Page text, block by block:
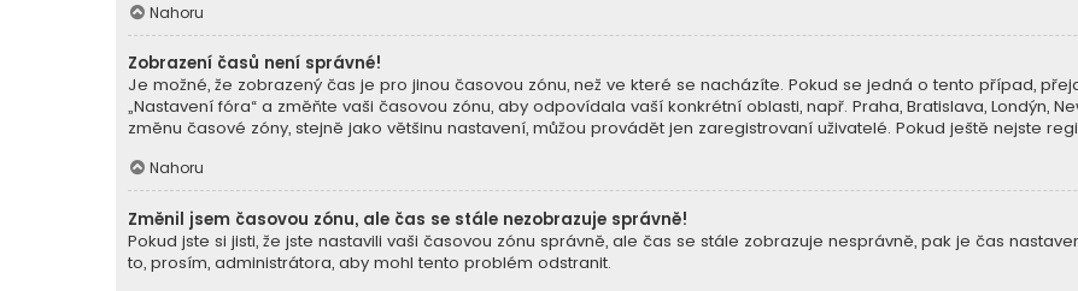
Nahoru
Zobrazení časů není správné!
Je možné, že zobrazený čas je pro jinou časovou zónu, než ve které se nacházíte. Pokud se jedná o tento případ,
„Nastavení fóra“ a změňte vaši časovou zónu, aby odpovídala vaší konkrétní oblasti, např. Praha, Bratislava, Londýn,
změnu časové zóny, stejně jako většinu nastavení, můžou provádět jen zaregistrovaní uživatelé. Pokud ještě nejste
Nahoru
Změnil jsem časovou zónu, ale čas se stále nezobrazuje správně!
Pokud jste si jisti, že jste nastavili vaši časovou zónu správně, ale čas se stále zobrazuje nesprávně, pak je čas
to, prosím, administrátora, aby mohl tento problém odstranit.